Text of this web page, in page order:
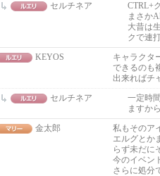
セルチネア
CTRL+
まさか
大昔は
クで連
KEYOS
キャラクタ
できるのも
出来ればチ
セルチネア
一定時
ますか
金太郎
私もそのア
エルグとか
らず未だに
今のイベン
さらに処分